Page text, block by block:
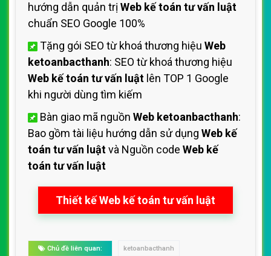
hướng dẫn quản trị Web kế toán tư vấn luật
chuẩn SEO Google 100%
Tặng gói SEO từ khoá thương hiệu Web
ketoanbacthanh: SEO từ khoá thương hiệu
Web kế toán tư vấn luật lên TOP 1 Google
khi người dùng tìm kiếm
Bàn giao mã nguồn Web ketoanbacthanh:
Bao gồm tài liệu hướng dẫn sử dụng Web kế
toán tư vấn luậtvà Nguồn code Web kế
toán tư vấn luật
Thiết kế Web kế toán tư vấn luật
Chủ đề liên quan: ketoanbacthanh